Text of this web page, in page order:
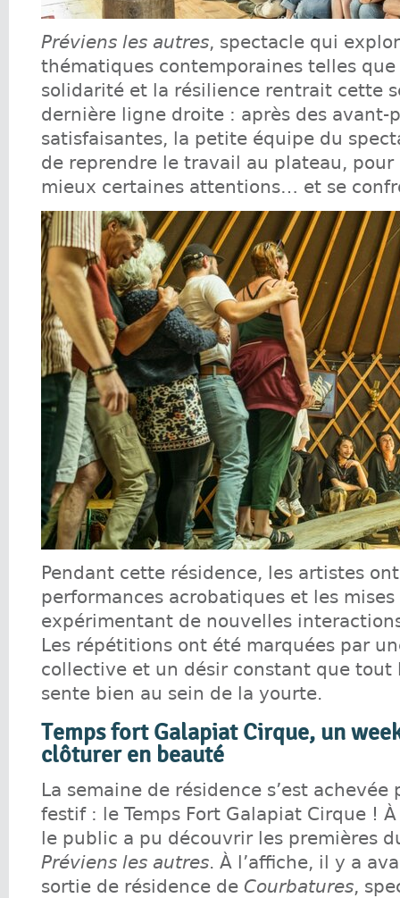
Préviens les autres, spectacle qui
thématiques contemporaines telles que
solidarité et la résilience rentrait cette
dernière ligne droite : après des avant-
satisfaisantes, la petite équipe du
de reprendre le travail au plateau, pour
mieux certaines attentions… et se
Pendant cette résidence, les artistes
performances acrobatiques et les mises
expérimentant de nouvelles
Les répétitions ont été marquées par
collective et un désir constant que tout
sente bien au sein de la yourte.
Temps fort Galapiat Cirque, un
clôturer en beauté
La semaine de résidence s’est achevée
festif : le Temps Fort Galapiat Cirque !
le public a pu découvrir les premières
Préviens les autres. À l’affiche, il y a
sortie de résidence de Courbatures,